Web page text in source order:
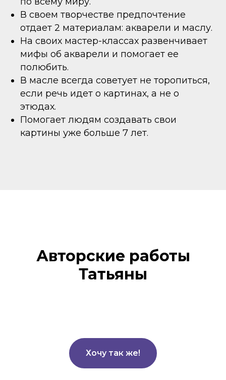
В своем творчестве предпочтение
отдает 2 материалам: акварели и маслу.
На своих мастер-классах развенчивает
мифы об акварели и помогает ее
полюбить.
В масле всегда советует не торопиться,
если речь идет о картинах, а не о
этюдах.
Помогает людям создавать свои
картины уже больше 7 лет.
Авторские работы
Татьяны
Хочу так же!